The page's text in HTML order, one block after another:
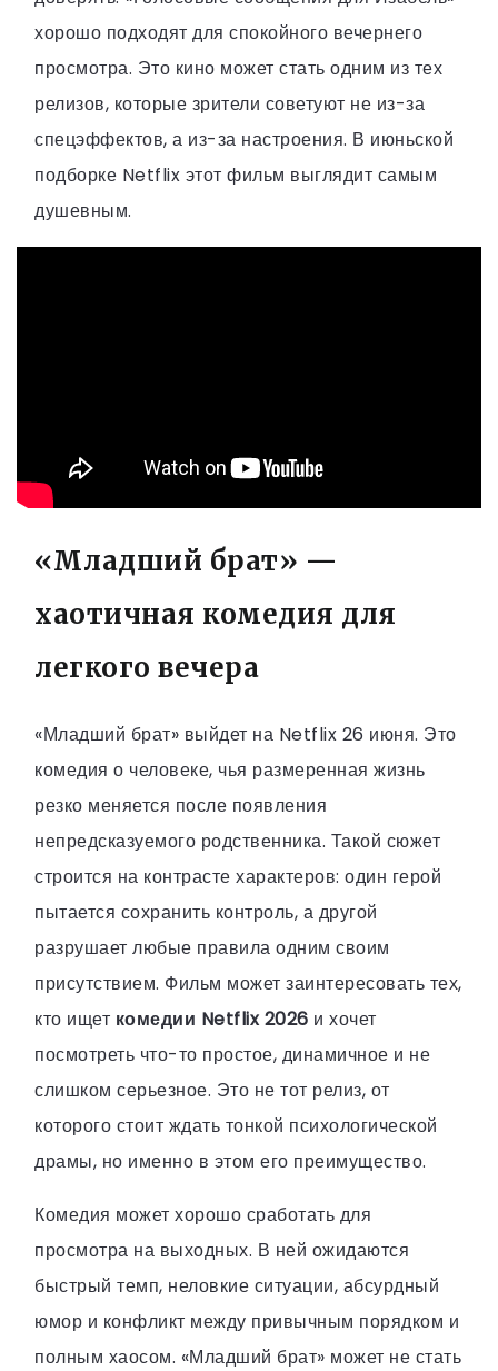
хорошо подходят для спокойного вечернего
просмотра. Это кино может стать одним из тех
релизов, которые зрители советуют не из-за
спецэффектов, а из-за настроения. В июньской
подборке Netflix этот фильм выглядит самым
душевным.
«Младший брат» —
хаотичная комедия для
легкого вечера
«Младший брат» выйдет на Netflix 26 июня. Это
комедия о человеке, чья размеренная жизнь
резко меняется после появления
непредсказуемого родственника. Такой сюжет
строится на контрасте характеров: один герой
пытается сохранить контроль, а другой
разрушает любые правила одним своим
присутствием. Фильм может заинтересовать тех,
кто ищет комедии Netflix 2026 и хочет
посмотреть что-то простое, динамичное и не
слишком серьезное. Это не тот релиз, от
которого стоит ждать тонкой психологической
драмы, но именно в этом его преимущество.
Комедия может хорошо сработать для
просмотра на выходных. В ней ожидаются
быстрый темп, неловкие ситуации, абсурдный
юмор и конфликт между привычным порядком и
полным хаосом. «Младший брат» может не стать